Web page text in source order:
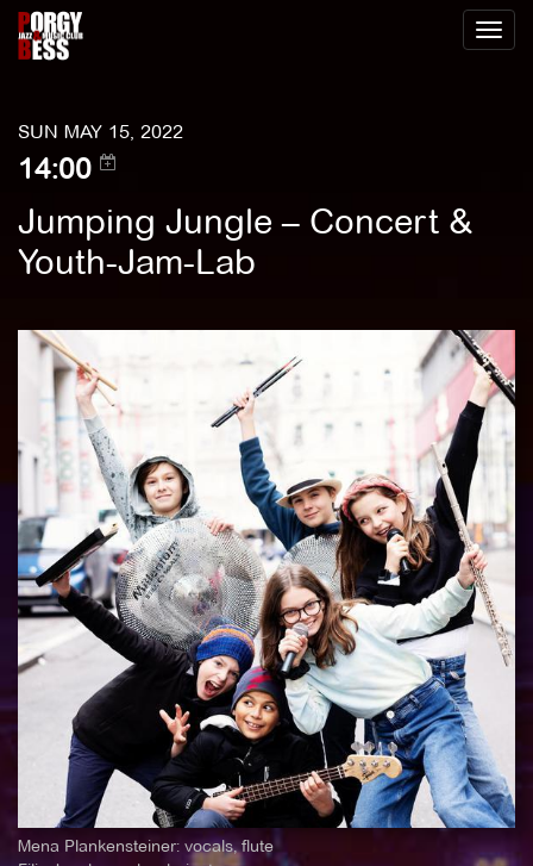
Toggle
SUN MAY 15, 2022
14:00
Jumping Jungle – Concert &
Youth-Jam-Lab
Mena Plankensteiner: vocals, flute